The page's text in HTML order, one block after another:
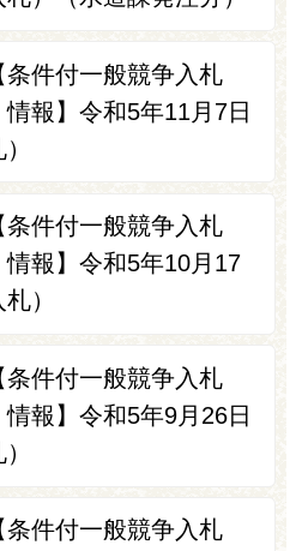
条件付一般競争入札
情報】令和5年11月7日
条件付一般競争入札
情報】令和5年10月17
）
条件付一般競争入札
情報】令和5年9月26日
条件付一般競争入札